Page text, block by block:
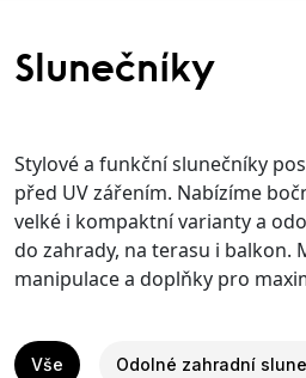
Slunečníky
Stylové a funkční slunečníky
před UV zářením. Nabízíme
velké i kompaktní varianty a
do zahrady, na terasu i balkon.
manipulace a doplňky pro
Vše Odolné zahradní